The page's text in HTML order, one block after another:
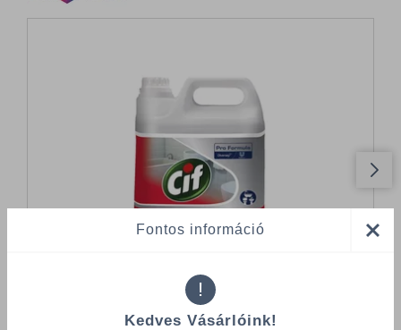
Fontos információ
!
Kedves Vásárlóink!